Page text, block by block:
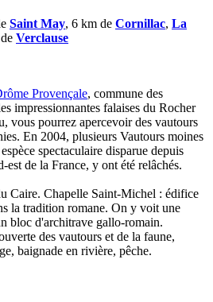
Saint May, 6 km de Cornillac, La
Verclause
Provençale, commune des
impressionnantes falaises du Rocher
vous pourrez apercevoir des vautours
En 2004, plusieurs Vautours moines
spectaculaire disparue depuis
est de la France, y ont été relâchés.
Caire. Chapelle Saint-Michel : édifice
la tradition romane. On y voit une
bloc d'architrave gallo-romain.
des vautours et de la faune,
baignade en rivière, pêche.